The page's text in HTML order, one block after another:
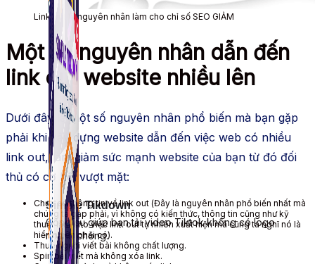
Simple Tikdown
Công cụ giúp bạn tải video Tiktok không có logo
nhanh chóng.
Link out là nguyên nhân làm cho chỉ số SEO GIẢM
Một số nguyên nhân dẫn đến
link out website nhiều lên
Dưới đây là một số nguyên nhân phổ biến mà bạn gặp
phải khi xây dựng website dẫn đến việc web có nhiều
link out, làm giảm sức mạnh website của bạn từ đó đối
thủ có cơ hội vượt mặt:
Chưa có thông tin về link out (Đây là nguyên nhân phổ biến nhất mà
chúng ta gặp phải, vì không có kiến thức, thông tin cũng như kỹ
thuật làm cho việc link out tự nhiên xuất hiện mà cũng ta nghĩ nó là
hiển nhiên phải có).
Thuê người viết bài không chất lượng.
Spin bài viết mà không xóa link.